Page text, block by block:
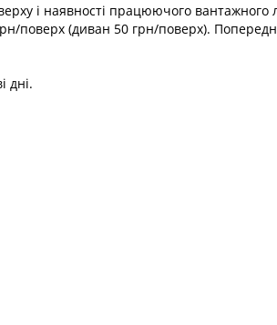
і наявності працюючого вантажного
поверх (диван 50 грн/поверх).
дні.